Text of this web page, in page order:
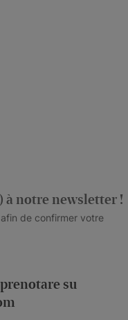
à notre newsletter !
de confirmer votre
su